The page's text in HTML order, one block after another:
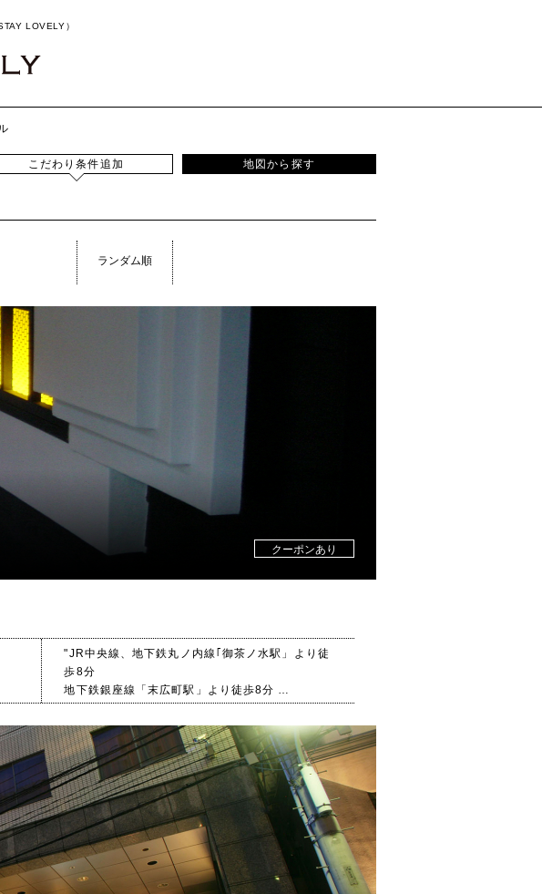
LOVELY）
こだわり条件追加 地図から探す
ランダム順
クーポンあり
"JR中央線、地下鉄丸ノ内線｢御茶ノ水駅」より徒
歩8分
地下鉄銀座線「末広町駅」より徒歩8分